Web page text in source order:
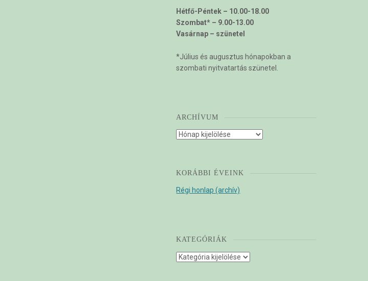
Hétfő-Péntek – 10.00-18.00
Szombat* – 9.00-13.00
Vasárnap – szünetel
*Július és augusztus hónapokban a
szombati nyitvatartás szünetel.
ARCHÍVUM
Archívum
KORÁBBI ÉVEINK
Régi honlap (archív)
KATEGÓRIÁK
Kategóriák